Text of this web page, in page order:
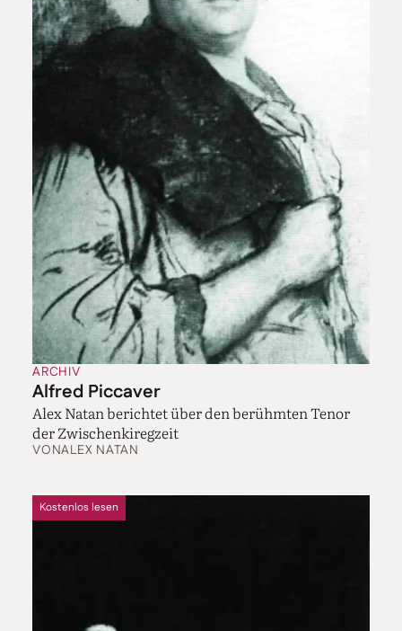
ARCHIV
Alfred Piccaver
Alex Natan berichtet über den berühmten Tenor
der Zwischenkiregzeit
VONALEX NATAN
Kostenlos lesen